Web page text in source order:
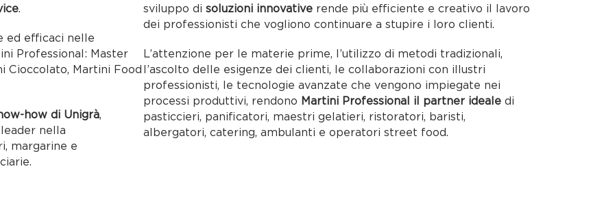
.
ed efficaci nelle
Professional: Master
Cioccolato, Martini Food
how di Unigrà,
nella
margarine e
sviluppo di soluzioni innovative rende più efficiente e creativo il lavoro
dei professionisti che vogliono continuare a stupire i loro clienti.
L’attenzione per le materie prime, l’utilizzo di metodi tradizionali,
l’ascolto delle esigenze dei clienti, le collaborazioni con illustri
professionisti, le tecnologie avanzate che vengono impiegate nei
processi produttivi, rendono Martini Professional il partner ideale di
pasticcieri, panificatori, maestri gelatieri, ristoratori, baristi,
albergatori, catering, ambulanti e operatori street food.